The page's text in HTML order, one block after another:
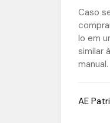
Caso
lo em
similar
manual.
AE